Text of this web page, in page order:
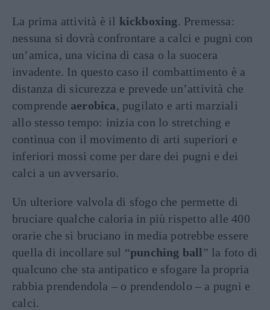
La prima attività è il kickboxing. Premessa:
nessuna si dovrà confrontare a calci e pugni con
un’amica, una vicina di casa o la suocera
invadente. In questo caso il combattimento è a
distanza di sicurezza e prevede un’attività che
comprende aerobica, pugilato e arti marziali
allo stesso tempo: inizia con lo stretching e
continua con il movimento di arti superiori e
inferiori mossi come per dare dei pugni e dei
calci a un avversario.
Un ulteriore valvola di sfogo che permette di
bruciare qualche caloria in più rispetto alle 400
orarie che si bruciano in media potrebbe essere
quella di incollare sul “punching ball” la foto di
qualcuno che sta antipatico e sfogare la propria
rabbia prendendola – o prendendolo – a pugni e
calci.